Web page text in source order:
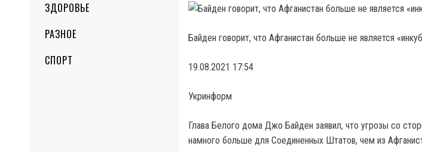
ЗДОРОВЬЕ
РАЗНОЕ
СПОРТ
Байден говорит, что Афганистан больше не является
19.08.2021 17:54
Укринформ
Глава Белого дома Джо Байден заявил, что угрозы со
намного больше для Соединенных Штатов, чем из